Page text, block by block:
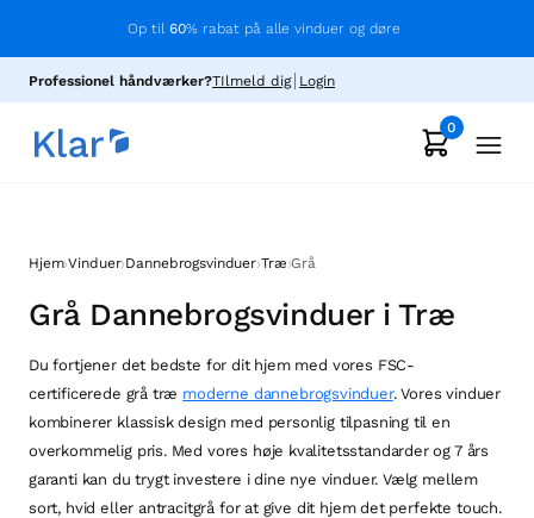
Op til 60% rabat på alle vinduer og døre
Professionel håndværker?TIlmeld dig Login
0
Hjem›Vinduer›Dannebrogsvinduer›Træ›Grå
Grå Dannebrogsvinduer i Træ
Du fortjener det bedste for dit hjem med vores FSC-
certificerede grå træ moderne dannebrogsvinduer. Vores vinduer
kombinerer klassisk design med personlig tilpasning til en
overkommelig pris. Med vores høje kvalitetsstandarder og 7 års
garanti kan du trygt investere i dine nye vinduer. Vælg mellem
sort, hvid eller antracitgrå for at give dit hjem det perfekte touch.